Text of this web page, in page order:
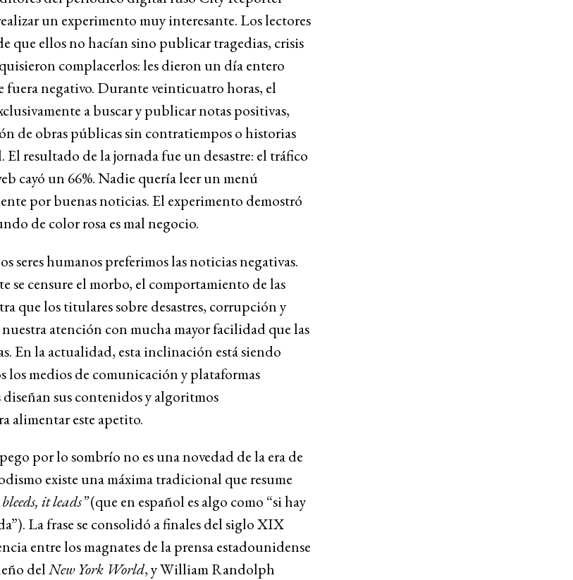
un experimento muy interesante. Los lectores
que ellos no hacían sino publicar tragedias, crisis
complacerlos: les dieron un día entero
negativo. Durante veinticuatro horas, el
a buscar y publicar notas positivas,
de obras públicas sin contratiempos o historias
El resultado de la jornada fue un desastre: el tráfico
cayó un 66%. Nadie quería leer un menú
por buenas noticias. El experimento demostró
de color rosa es mal negocio.
seres humanos preferimos las noticias negativas.
se censure el morbo, el comportamiento de las
que los titulares sobre desastres, corrupción y
atención con mucha mayor facilidad que las
En la actualidad, esta inclinación está siendo
los medios de comunicación y plataformas
sus contenidos y algoritmos
alimentar este apetito.
por lo sombrío no es una novedad de la era de
existe una máxima tradicional que resume
it leads”(que en español es algo como “si hay
La frase se consolidó a finales del siglo XIX
entre los magnates de la prensa estadounidense
delNew York World, y William Randolph